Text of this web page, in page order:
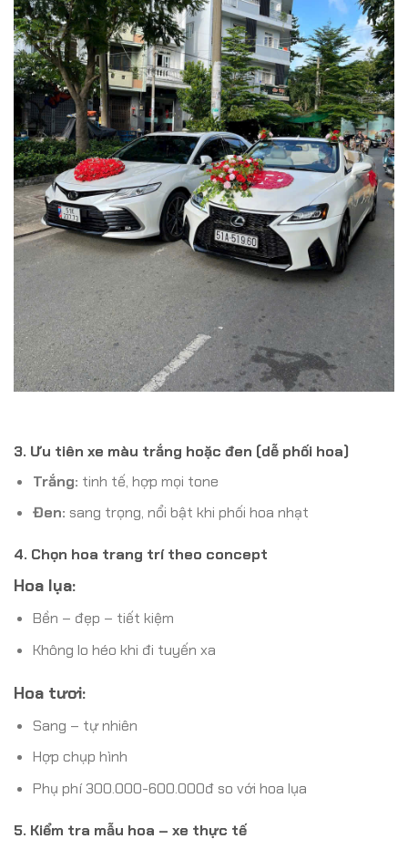
3. Ưu tiên xe màu trắng hoặc đen (dễ phối hoa)
Trắng: tinh tế, hợp mọi tone
Đen: sang trọng, nổi bật khi phối hoa nhạt
4. Chọn hoa trang trí theo concept
Hoa lụa:
Bền – đẹp – tiết kiệm
Không lo héo khi đi tuyến xa
Hoa tươi:
Sang – tự nhiên
Hợp chụp hình
Phụ phí 300.000-600.000đ so với hoa lụa
5. Kiểm tra mẫu hoa – xe thực tế